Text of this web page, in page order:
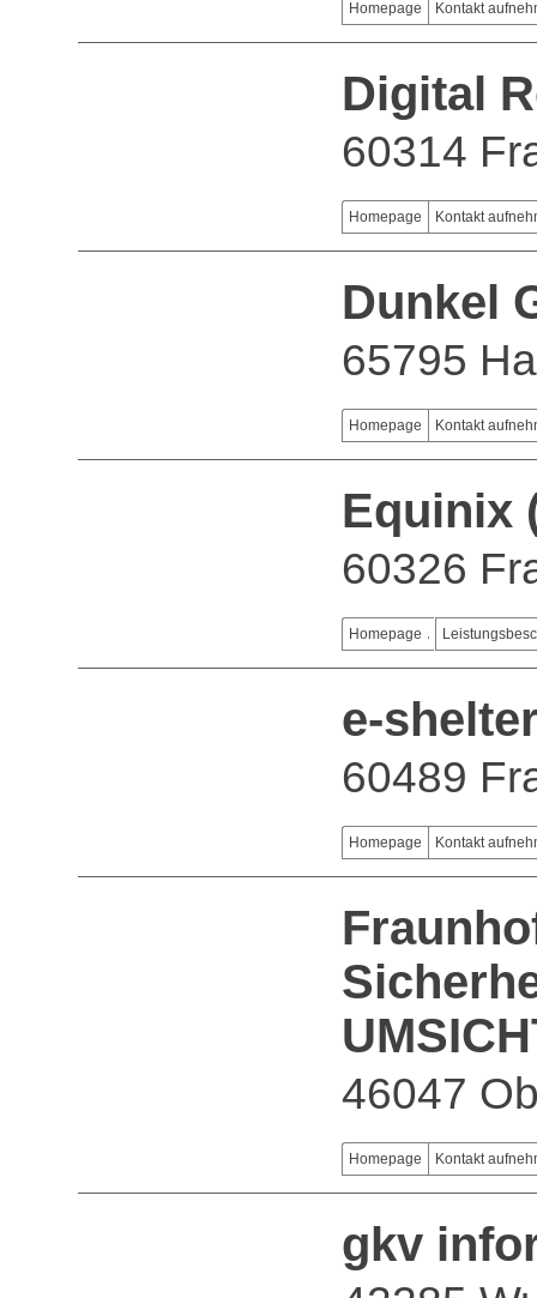
Homepage Kontakt
Digital
60314
Homepage Kontakt
Dunkel
65795
Homepage Kontakt
Equinix
60326
Homepage
e-
60489
Homepage Kontakt
46047
Homepage Kontakt
gkv